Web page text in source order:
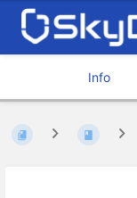
Info